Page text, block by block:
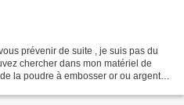
prévenir de suite , je suis pas du
chercher dans mon matériel de
la poudre à embosser or ou argent